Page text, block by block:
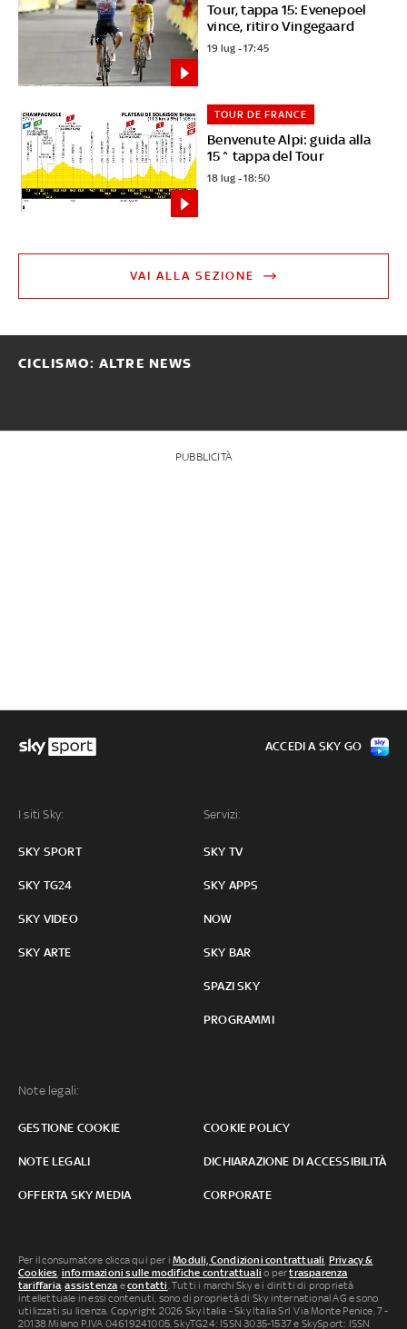
Tour, tappa 15: Evenepoel
vince, ritiro Vingegaard
19 lug - 17:45
Benvenute Alpi: guida alla
15^ tappa del Tour
TOUR DE FRANCE
18 lug - 18:50
VAI ALLA SEZIONE
CICLISMO: ALTRE NEWS
PUBBLICITÀ
I siti Sky:
SKY SPORT
SKY TG24
SKY VIDEO
SKY ARTE
Servizi:
SKY TV
SKY APPS
NOW
SKY BAR
SPAZI SKY
PROGRAMMI
Note legali:
GESTIONE COOKIE COOKIE POLICY
NOTE LEGALI DICHIARAZIONE DI ACCESSIBILITÀ
OFFERTA SKY MEDIA CORPORATE
ACCEDI A SKY GO
Per il consumatore clicca qui per iModuli, Condizioni contrattuali, Privacy &
Cookies, informazioni sulle modifiche contrattuali o pertrasparenza
tariffaria,assistenza econtatti. Tutti i marchi Sky e i diritti di proprietà
intellettuale in essi contenuti, sono di proprietà di Sky international AG e sono
utilizzati su licenza. Copyright 2026 Sky Italia - Sky Italia Srl Via Monte Penice, 7 -
20138 Milano P.IVA 04619241005. SkyTG24: ISSN 3035-1537 e SkySport: ISSN